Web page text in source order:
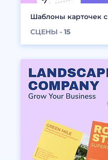
Шаблоны карточек
СЦЕНЫ - 15